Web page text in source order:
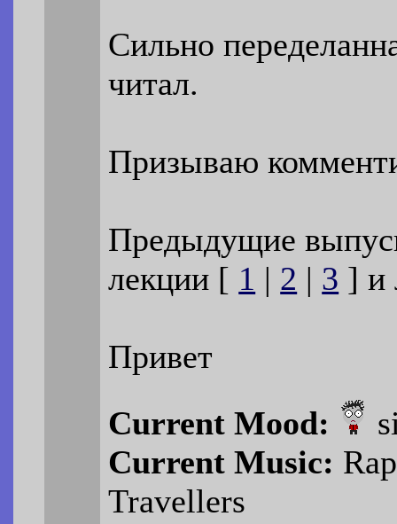
Сильно
читал.
Призываю
Предыдущие
лекции [ 1 | 2 | 3 ] и
Привет
Current Mood:
Current Music:
Travellers